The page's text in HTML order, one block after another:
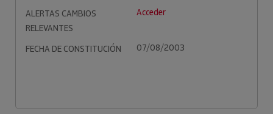
ALERTAS CAMBIOS
RELEVANTES
Acceder
FECHA DE CONSTITUCIÓN 07/08/2003